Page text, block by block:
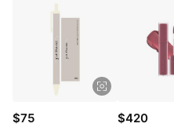
$75 $420